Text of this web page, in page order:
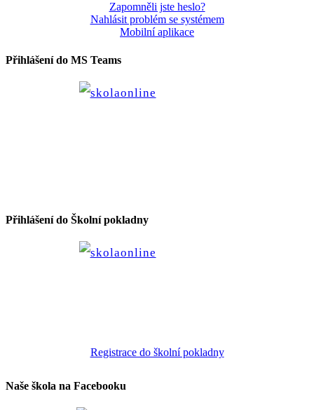
Zapomněli jste heslo?
Nahlásit problém se systémem
Mobilní aplikace
Přihlášení do MS Teams
Přihlášení do Školní pokladny
Registrace do školní pokladny
Naše škola na Facebooku